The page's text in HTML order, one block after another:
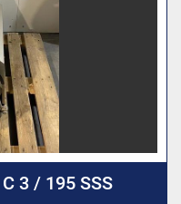
3 / 195 SSS